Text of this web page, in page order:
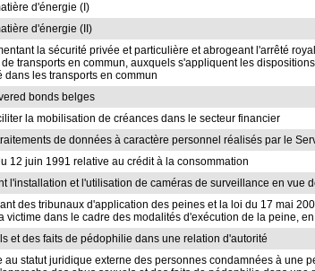
d'énergie (I)
d'énergie (II)
la sécurité privée et particulière et abrogeant l'arrêté
transports en commun, auxquels s'appliquent les
les transports en commun
bonds belges
la mobilisation de créances dans le secteur financier
de données à caractère personnel réalisés par le
12 juin 1991 relative au crédit à la consommation
l'installation et l'utilisation de caméras de surveillance en
des tribunaux d'application des peines et la loi du 17 mai
dans le cadre des modalités d'exécution de la peine,
et des faits de pédophilie dans une relation d'autorité
statut juridique externe des personnes condamnées à une